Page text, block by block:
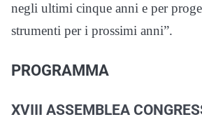
negli ultimi cinque anni e per
strumenti per i prossimi anni”.
PROGRAMMA
XVIII ASSEMBLEA